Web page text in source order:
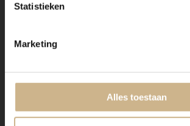
Statistieken
Marketing
Alles toestaan